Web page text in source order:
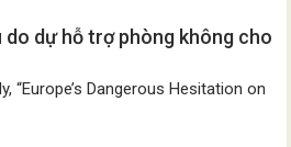
do dự hỗ trợ phòng không cho
“Europe’s Dangerous Hesitation on